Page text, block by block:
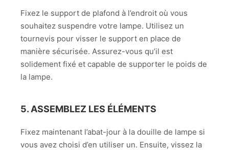
Fixez le support de plafond à l’endroit où vous
souhaitez suspendre votre lampe. Utilisez un
tournevis pour visser le support en place de
manière sécurisée. Assurez-vous qu’il est
solidement fixé et capable de supporter le poids de
la lampe.
5. ASSEMBLEZ LES ÉLÉMENTS
Fixez maintenant l’abat-jour à la douille de lampe si
vous avez choisi d’en utiliser un. Ensuite, vissez la